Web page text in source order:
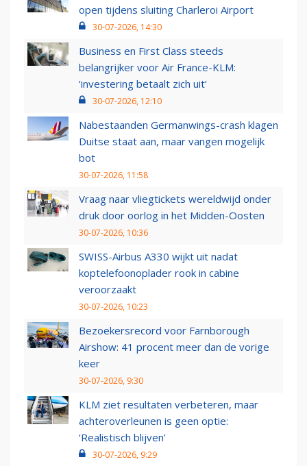
open tijdens sluiting Charleroi Airport
30-07-2026, 14:30
Business en First Class steeds
belangrijker voor Air France-KLM:
‘investering betaalt zich uit’
30-07-2026, 12:10
Nabestaanden Germanwings-crash klagen
Duitse staat aan, maar vangen mogelijk
bot
30-07-2026, 11:58
Vraag naar vliegtickets wereldwijd onder
druk door oorlog in het Midden-Oosten
30-07-2026, 10:36
SWISS-Airbus A330 wijkt uit nadat
koptelefoonoplader rook in cabine
veroorzaakt
30-07-2026, 10:23
Bezoekersrecord voor Farnborough
Airshow: 41 procent meer dan de vorige
keer
30-07-2026, 9:30
KLM ziet resultaten verbeteren, maar
achteroverleunen is geen optie:
‘Realistisch blijven’
30-07-2026, 9:29